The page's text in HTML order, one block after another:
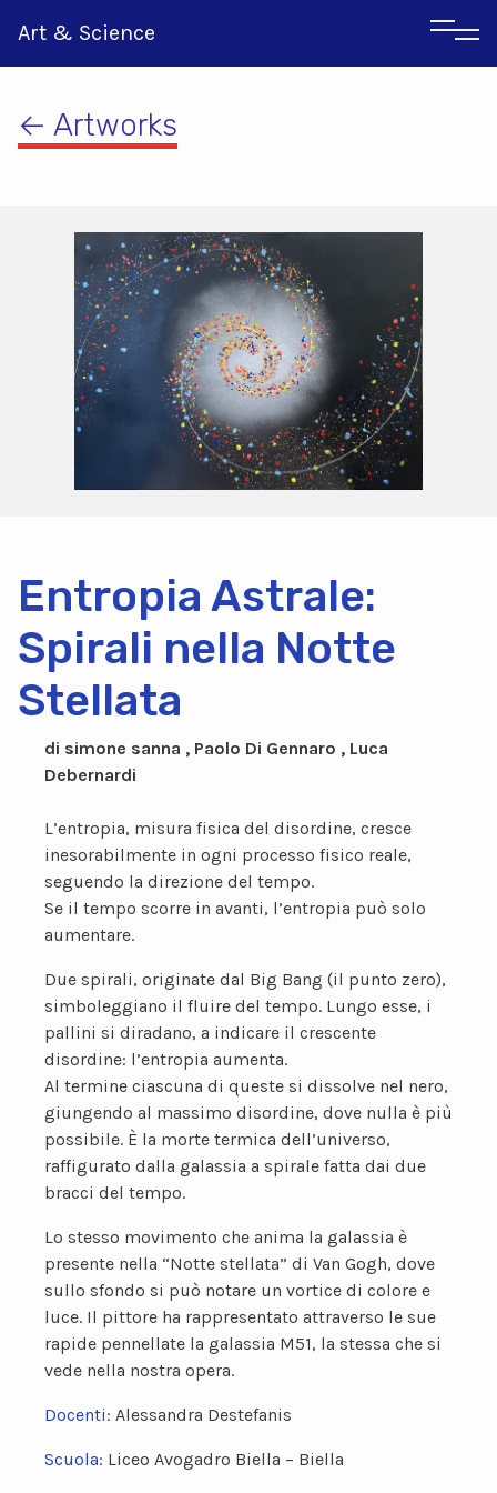
Art & Science
Ιταλικα
← Artworks
Entropia Astrale:
Spirali nella Notte
Stellata
di simone sanna , Paolo Di Gennaro , Luca
Debernardi
L’entropia, misura fisica del disordine, cresce
inesorabilmente in ogni processo fisico reale,
seguendo la direzione del tempo.
Se il tempo scorre in avanti, l’entropia può solo
aumentare.
Due spirali, originate dal Big Bang (il punto zero),
simboleggiano il fluire del tempo. Lungo esse, i
pallini si diradano, a indicare il crescente
disordine: l’entropia aumenta.
Al termine ciascuna di queste si dissolve nel nero,
giungendo al massimo disordine, dove nulla è più
possibile. È la morte termica dell’universo,
raffigurato dalla galassia a spirale fatta dai due
bracci del tempo.
Lo stesso movimento che anima la galassia è
presente nella “Notte stellata” di Van Gogh, dove
sullo sfondo si può notare un vortice di colore e
luce. Il pittore ha rappresentato attraverso le sue
rapide pennellate la galassia M51, la stessa che si
vede nella nostra opera.
Docenti: Alessandra Destefanis
Scuola: Liceo Avogadro Biella – Biella